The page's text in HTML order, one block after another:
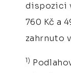
dispozici
760 Kč a
zahrnuto
1)